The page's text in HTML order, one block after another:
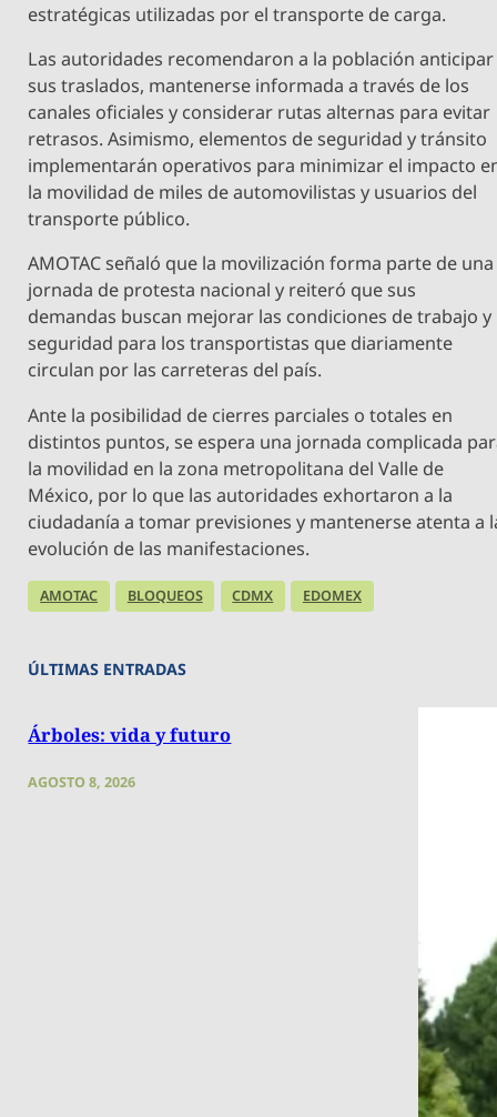
estratégicas utilizadas por el transporte de carga.
Las autoridades recomendaron a la población anticipar
sus traslados, mantenerse informada a través de los
canales oficiales y considerar rutas alternas para evitar
retrasos. Asimismo, elementos de seguridad y tránsito
implementarán operativos para minimizar el impacto
la movilidad de miles de automovilistas y usuarios del
transporte público.
AMOTAC señaló que la movilización forma parte de una
jornada de protesta nacional y reiteró que sus
demandas buscan mejorar las condiciones de trabajo y
seguridad para los transportistas que diariamente
circulan por las carreteras del país.
Ante la posibilidad de cierres parciales o totales en
distintos puntos, se espera una jornada complicada
la movilidad en la zona metropolitana del Valle de
México, por lo que las autoridades exhortaron a la
ciudadanía a tomar previsiones y mantenerse atenta a
evolución de las manifestaciones.
AMOTAC BLOQUEOS CDMX EDOMEX
ÚLTIMAS ENTRADAS
Árboles: vida y futuro
AGOSTO 8, 2026